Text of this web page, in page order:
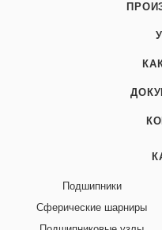
Подшипники
Сферические шарниры